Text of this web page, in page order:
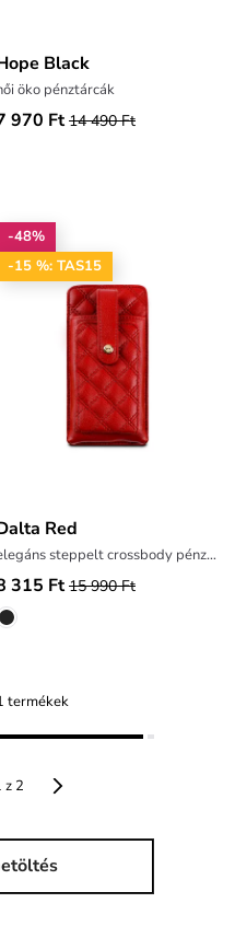
Black
öko pénztárcák
970 Ft 14 490 Ft
-48%
-15 %: TAS15
Red
elegáns steppelt crossbody pénztárca
315 Ft 15 990 Ft
termékek
z 2